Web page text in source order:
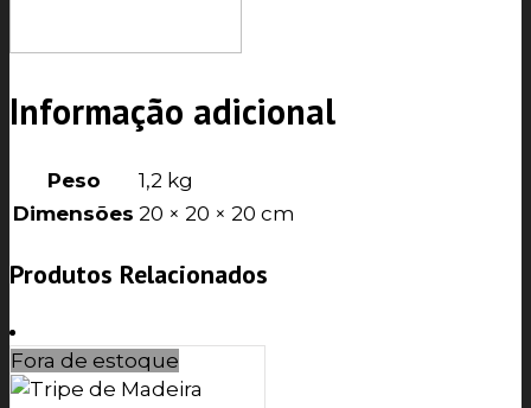
Informação adicional
Peso
1,2 kg
Dimensões 20 × 20 × 20 cm
Produtos Relacionados
Fora de estoque